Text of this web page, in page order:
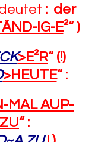
: der
IG-E²“ )
>E²R“ (!)
>HEUTE“ :
MAL AUP-
“ :